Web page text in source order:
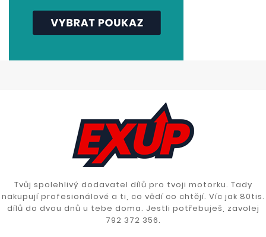
Tvůj spolehlivý dodavatel dílů pro tvoji motorku. Tady
nakupují profesionálové a ti, co vědí co chtějí. Víc jak 80tis.
dílů do dvou dnů u tebe doma. Jestli potřebuješ, zavolej
792 372 356.